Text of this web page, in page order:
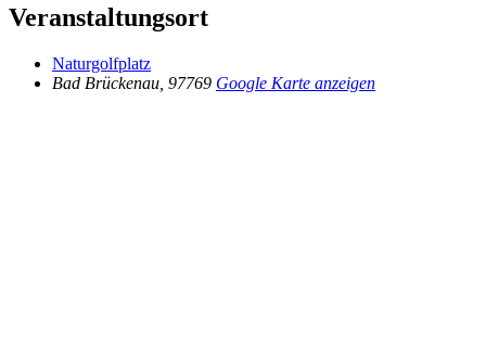
Veranstaltungsort
Naturgolfplatz
Bad Brückenau 97769 Google Karte anzeigen